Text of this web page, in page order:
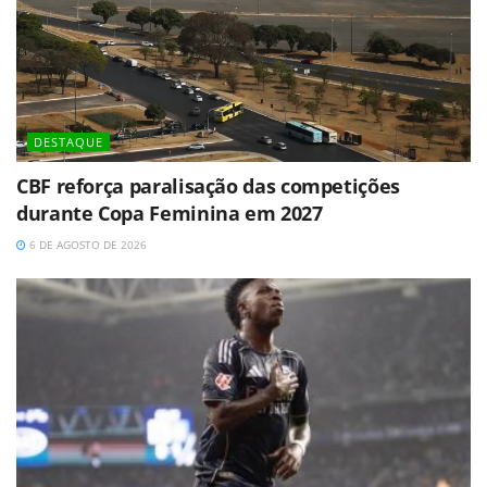
DESTAQUE
CBF reforça paralisação das competições
durante Copa Feminina em 2027
6 DE AGOSTO DE 2026